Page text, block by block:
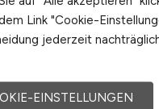
die Attraktivität
Portale
Rolle spielt,
Link "Cookie-
jederzeit
EINSTELLUNGEN